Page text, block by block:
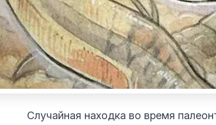
Случайная находка во время